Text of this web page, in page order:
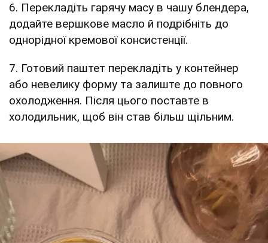
6. Перекладіть гарячу масу в чашу блендера,
додайте вершкове масло й подрібніть до
однорідної кремової консистенції.
7. Готовий паштет перекладіть у контейнер
або невелику форму та залиште до повного
охолодження. Після цього поставте в
холодильник, щоб він став більш щільним.